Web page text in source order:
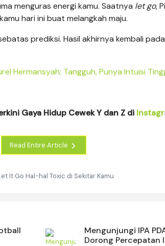
menguras energi kamu. Saatnya let go,
hari ini buat melangkah maju.
prediksi. Hasil akhirnya kembali
Hermansyah; Tangguh, Punya Intuisi
Gaya Hidup Cewek Y dan Z di
Read Entire Article
It Go Hal-hal Toxic di Sekitar Kamu
Mengunjungi IPA
Dorong Percepatan